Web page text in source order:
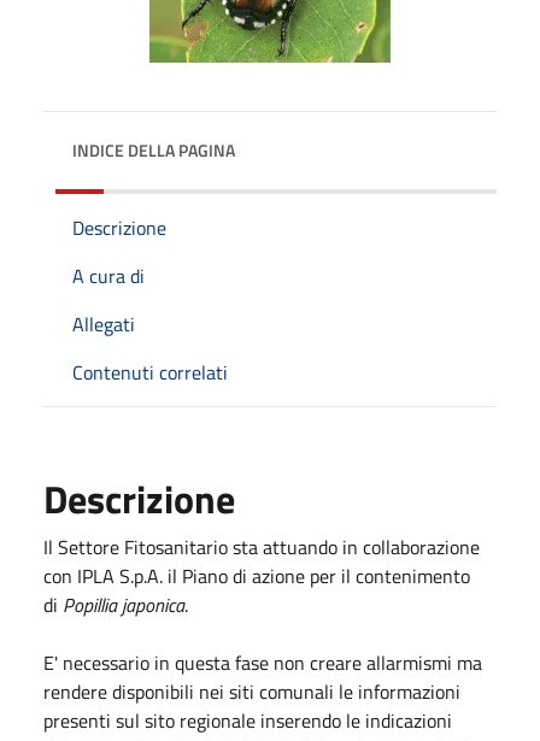
INDICE DELLA PAGINA
Descrizione
A cura di
Allegati
Contenuti correlati
Descrizione
Il Settore Fitosanitario sta attuando in collaborazione
con IPLA S.p.A. il Piano di azione per il contenimento
di Popillia japonica.
E' necessario in questa fase non creare allarmismi ma
rendere disponibili nei siti comunali le informazioni
presenti sul sito regionale inserendo le indicazioni